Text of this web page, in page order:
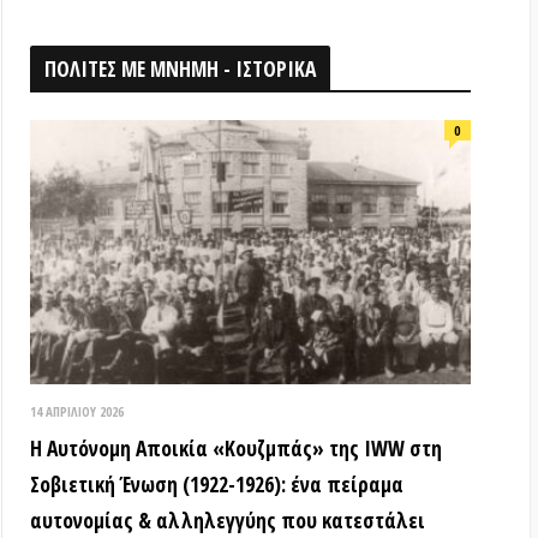
Ένωση (1922-1926): ένα πείραμα
& αλληλεγγύης που κατεστάλει
18 ΑΠΡΙΛΊΟΥ 2026
Τα ιστορικά μνημεία είναι κοινά
αγαθά! (Βίντεο εκδήλωσης) –
Παγκόσμια Μέρα Μνημείων
15 ΜΑΡΤΊΟΥ 2026
ΒΙΝΤΕΟ από την εκδήλωση: «Τόποι
όπου η εξέγερση δεν έμεινε ουτοπία: